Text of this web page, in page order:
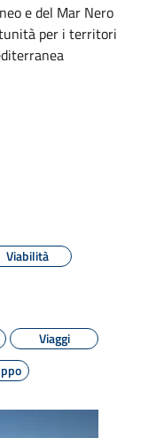
e del Mar Nero
per i territori
Viabilità
Viaggi